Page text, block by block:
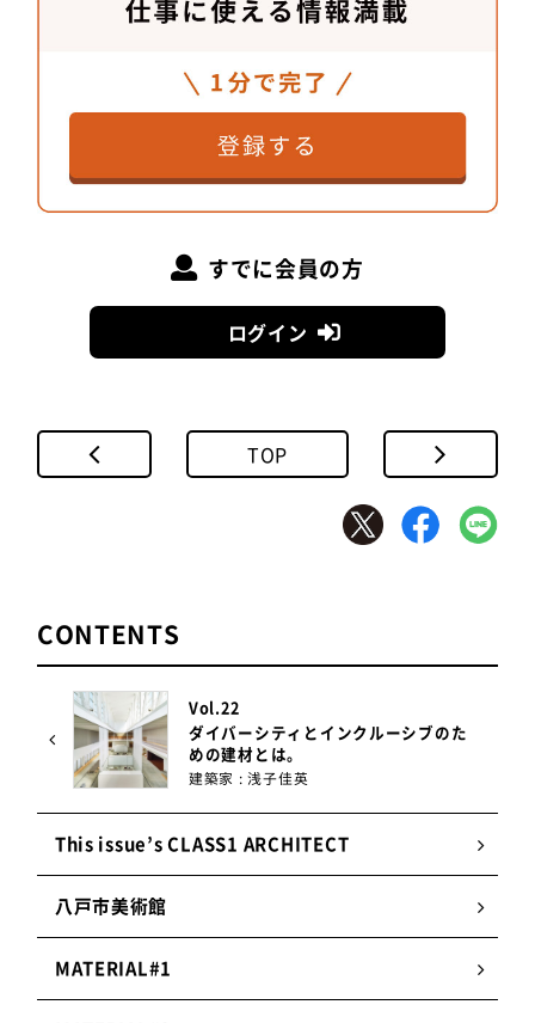
すでに会員の方
ログイン
TOP
CONTENTS
Vol.22
ダイバーシティとインクルーシブのた
めの建材とは。
建築家 : 浅子佳英
This issue’s CLASS1 ARCHITECT
八戸市美術館
MATERIAL#1